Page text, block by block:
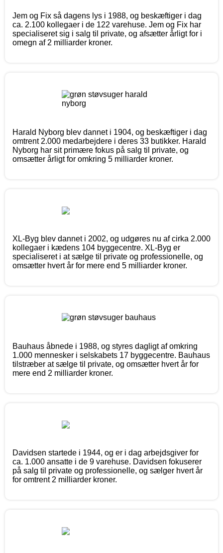
Jem og Fix så dagens lys i 1988, og beskæftiger i dag
ca. 2.100 kollegaer i de 122 varehuse. Jem og Fix har
specialiseret sig i salg til private, og afsætter årligt for i
omegn af 2 milliarder kroner.
Harald Nyborg blev dannet i 1904, og beskæftiger i dag
omtrent 2.000 medarbejdere i deres 33 butikker. Harald
Nyborg har sit primære fokus på salg til private, og
omsætter årligt for omkring 5 milliarder kroner.
XL-Byg blev dannet i 2002, og udgøres nu af cirka 2.000
kollegaer i kædens 104 byggecentre. XL-Byg er
specialiseret i at sælge til private og professionelle, og
omsætter hvert år for mere end 5 milliarder kroner.
Bauhaus åbnede i 1988, og styres dagligt af omkring
1.000 mennesker i selskabets 17 byggecentre. Bauhaus
tilstræber at sælge til private, og omsætter hvert år for
mere end 2 milliarder kroner.
Davidsen startede i 1944, og er i dag arbejdsgiver for
ca. 1.000 ansatte i de 9 varehuse. Davidsen fokuserer
på salg til private og professionelle, og sælger hvert år
for omtrent 2 milliarder kroner.